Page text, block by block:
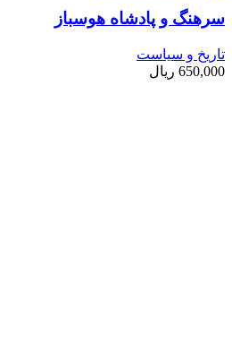
سرهنگ و پادشاه هوسباز
تاریخ و سیاست
650,000 ریال